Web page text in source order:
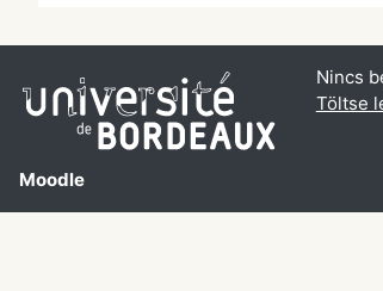
Moodle
Nincs
Töltse